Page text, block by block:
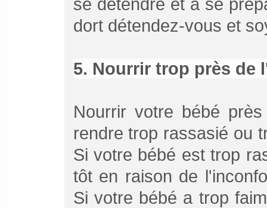
dort détendez-vous et
5. Nourrir trop près de
Nourrir votre bébé
rendre trop rassasié ou
Si votre bébé est trop
tôt en raison de
Si votre bébé a trop